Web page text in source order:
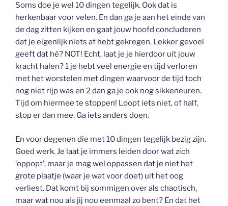
Soms doe je wel 10 dingen tegelijk. Ook dat is
herkenbaar voor velen. En dan ga je aan het einde van
de dag zitten kijken en gaat jouw hoofd concluderen
dat je eigenlijk niets af hebt gekregen. Lekker gevoel
geeft dat hè? NOT! Echt, laat je je hierdoor uit jouw
kracht halen? 1 je hebt veel energie en tijd verloren
met het worstelen met dingen waarvoor de tijd toch
nog niet rijp was en 2 dan ga je ook nog sikkeneuren.
Tijd om hiermee te stoppen! Loopt iets niet, of half,
stop er dan mee. Ga iets anders doen.
En voor degenen die met 10 dingen tegelijk bezig zijn.
Goed werk. Je laat je immers leiden door wat zich
‘oppopt’, maar je mag wel oppassen dat je niet het
grote plaatje (waar je wat voor doet) uit het oog
verliest. Dat komt bij sommigen over als chaotisch,
maar wat nou als jij nou eenmaal zo bent? En dat het